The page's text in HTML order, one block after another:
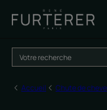
Accueil Chute de